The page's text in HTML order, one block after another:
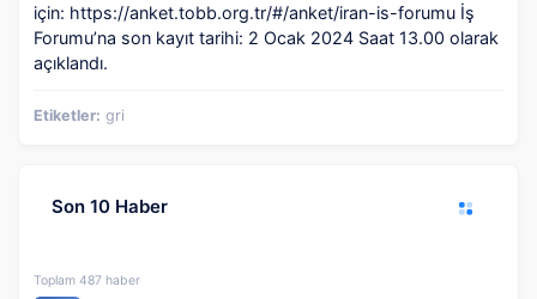
için: https://anket.tobb.org.tr/#/anket/iran-is-forumu İş
Forumu’na son kayıt tarihi: 2 Ocak 2024 Saat 13.00 olarak
açıklandı.
Etiketler: gri
Son 10 Haber
Toplam 487 haber